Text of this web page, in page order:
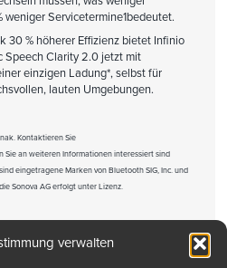
verwalten
weniger Servicetermine1bedeutet.
30 % höherer Effizienz bietet Infinio
Speech Clarity 2.0 jetzt mit
einzigen Ladung*, selbst für
lauten Umgebungen.
Kontaktieren Sie
Sie an weiteren Informationen interessiert sind
eingetragene Marken von Bluetooth SIG, Inc. und
Sonova AG erfolgt unter Lizenz.